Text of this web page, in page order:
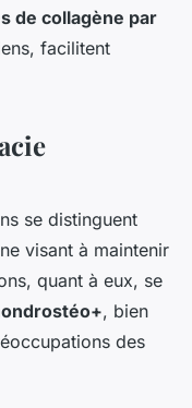
de collagène par
facilitent
se distinguent
visant à maintenir
quant à eux, se
, bien
des